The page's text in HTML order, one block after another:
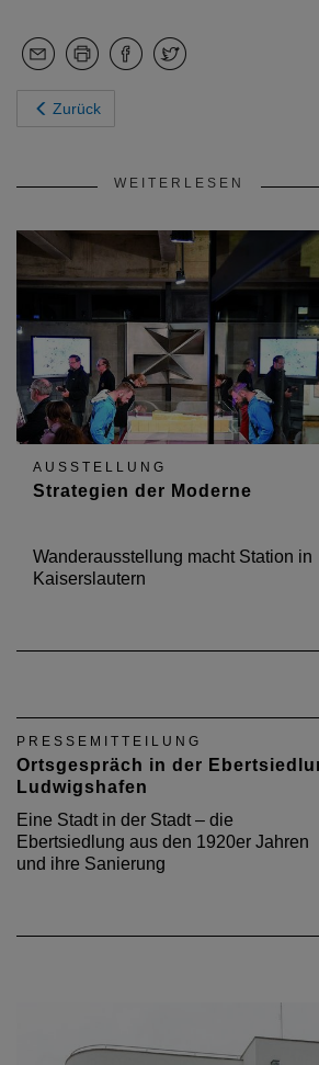
Zurück
WEITERLESEN
AUSSTELLUNG
Strategien der Moderne
Wanderausstellung macht Station in
Kaiserslautern
PRESSEMITTEILUNG
Ortsgespräch in der
Ludwigshafen
Eine Stadt in der Stadt – die
Ebertsiedlung aus den 1920er Jahren
und ihre Sanierung